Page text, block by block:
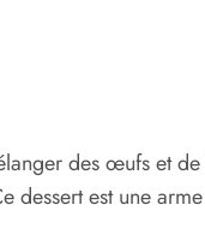
des œufs et
est une